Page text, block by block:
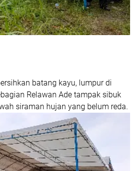
batang kayu, lumpur di
Relawan Ade tampak sibuk
siraman hujan yang belum reda.